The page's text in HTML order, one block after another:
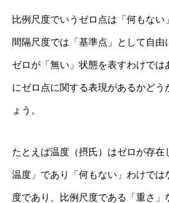
比例尺度でいうゼロ点は「何もない
間隔尺度では「基準点」として自由
ゼロが「無い」状態を表すわけでは
にゼロ点に関する表現があるかどう
ょう。
たとえば温度（摂氏）はゼロが存在
温度」であり「何もない」わけでは
度であり、比例尺度である「重さ」